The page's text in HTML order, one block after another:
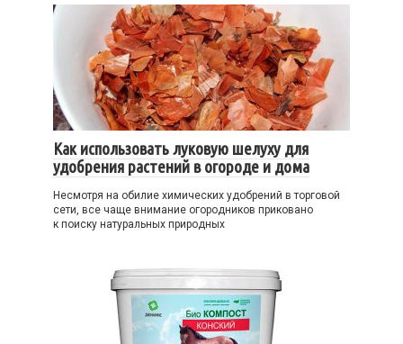
Как использовать луковую шелуху для
удобрения растений в огороде и дома
Несмотря на обилие химических удобрений в торговой
сети, все чаще внимание огородников приковано
к поиску натуральных природных